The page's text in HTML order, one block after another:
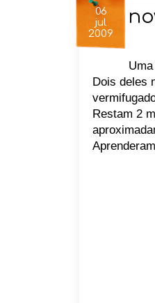
06
jul
2009
Dois deles
Restam 2